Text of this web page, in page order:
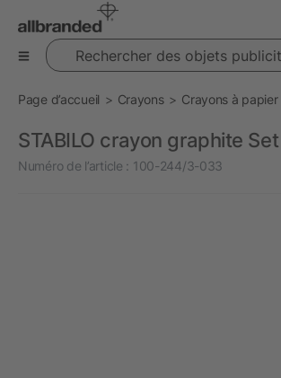
Rechercher des objets publicitaires
Page d’accueil Crayons Crayons à papier
STABILO crayon graphite
Numéro de l’article : 100-244/3-033